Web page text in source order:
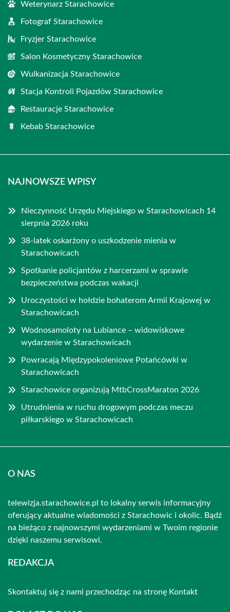
Weterynarz Starachowice
Fotograf Starachowice
Fryzjer Starachowice
Salon Kosmetyczny Starachowice
Wulkanizacja Starachowice
Stacja Kontroli Pojazdów Starachowice
Restauracje Starachowice
Kebab Starachowice
NAJNOWSZE WPISY
Nieczynność Urzędu Miejskiego w Starachowicach 14
sierpnia 2026 roku
38-latek oskarżony o uszkodzenie mienia w
Starachowicach
Spotkanie policjantów z harcerzami w sprawie
bezpieczeństwa podczas wakacji
Uroczystości w hołdzie bohaterom Armii Krajowej w
Starachowicach
Wodnosamoloty na Lubiance – widowiskowe
wydarzenie w Starachowicach
Powracają Międzypokoleniowe Potańcówki w
Starachowicach
Starachowice organizują MtbCrossMaraton 2026
Utrudnienia w ruchu drogowym podczas meczu
piłkarskiego w Starachowicach
O NAS
telewizja.starachowice.pl to lokalny serwis informacyjny
oferujący aktualne wiadomości z Starachowic i okolic. Bądź
na bieżąco z najnowszymi wydarzeniami w Twoim regionie
dzięki naszemu serwisowi.
REDAKCJA
Skontaktuj się z nami przechodząc na stronę Kontakt